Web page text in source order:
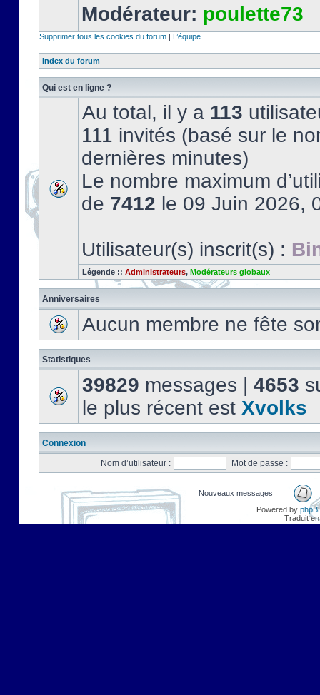
Modérateur: poulette73
Supprimer tous les cookies du forum | L’équipe
Index du forum
Qui est en ligne ?
Au total, il y a 113
111 invités (basé sur le
dernières minutes)
Le nombre maximum
de 7412 le 09 Juin 2026,
Utilisateur(s) inscrit(s) :
Légende :: Administrateurs, Modérateurs globaux
Anniversaires
Aucun membre ne fête
Statistiques
39829 messages | 4653
le plus récent est Xvolks
Connexion
Nom d’utilisateur :
Mot de passe :
Nouveaux messages
Powered by
Traduit